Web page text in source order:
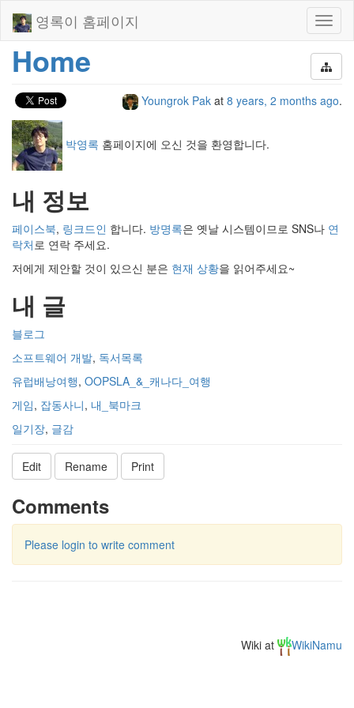
영록이 홈페이지
Home
Youngrok Pak at 8 years, 2 months ago.
박영록 홈페이지에 오신 것을 환영합니다.
내 정보
페이스북, 링크드인 합니다. 방명록은 옛날 시스템이므로 SNS나 연
락처로 연락 주세요.
저에게 제안할 것이 있으신 분은 현재 상황을 읽어주세요~
내 글
블로그
소프트웨어 개발, 독서목록
유럽배낭여행, OOPSLA_&_캐나다_여행
게임, 잡동사니, 내_북마크
일기장, 글감
Edit Rename Print
Comments
Please login to write comment
Wiki at WikiNamu